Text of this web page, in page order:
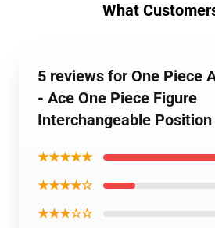
What
5 reviews for One Piece
- Ace One Piece Figure
Interchangeable Position
★★★★★
★★★★☆
★★★☆☆